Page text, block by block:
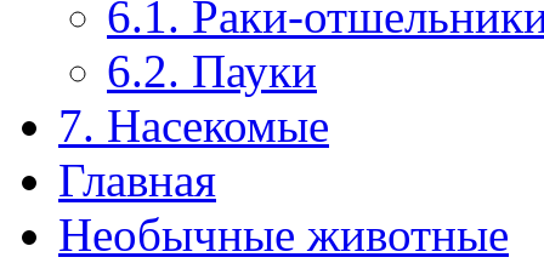
6.1. Раки-
6.2. Пауки
7. Насекомые
Главная
Необычные животные